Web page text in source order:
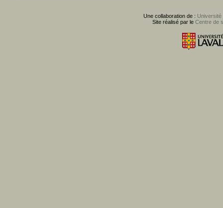
Une collaboration de : Université
Site réalisé par le Centre de